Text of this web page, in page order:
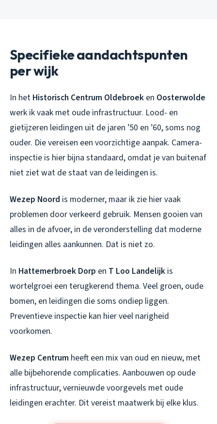
Specifieke aandachtspunten
per wijk
In het Historisch Centrum Oldebroek en Oosterwolde
werk ik vaak met oude infrastructuur. Lood- en
gietijzeren leidingen uit de jaren ’50 en ’60, soms nog
ouder. Die vereisen een voorzichtige aanpak. Camera-
inspectie is hier bijna standaard, omdat je van buitenaf
niet ziet wat de staat van de leidingen is.
Wezep Noord is moderner, maar ik zie hier vaak
problemen door verkeerd gebruik. Mensen gooien van
alles in de afvoer, in de veronderstelling dat moderne
leidingen alles aankunnen. Dat is niet zo.
In Hattemerbroek Dorp en T Loo Landelijk is
wortelgroei een terugkerend thema. Veel groen, oude
bomen, en leidingen die soms ondiep liggen.
Preventieve inspectie kan hier veel narigheid
voorkomen.
Wezep Centrum heeft een mix van oud en nieuw, met
alle bijbehorende complicaties. Aanbouwen op oude
infrastructuur, vernieuwde voorgevels met oude
leidingen erachter. Dit vereist maatwerk bij elke klus.